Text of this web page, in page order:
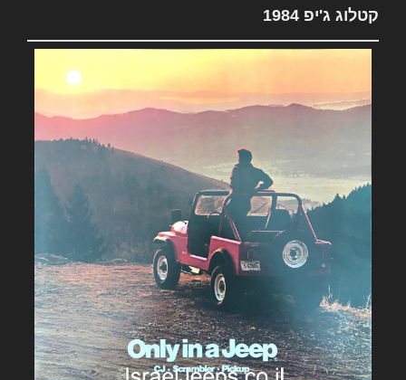
קטלוג ג'יפ 1984